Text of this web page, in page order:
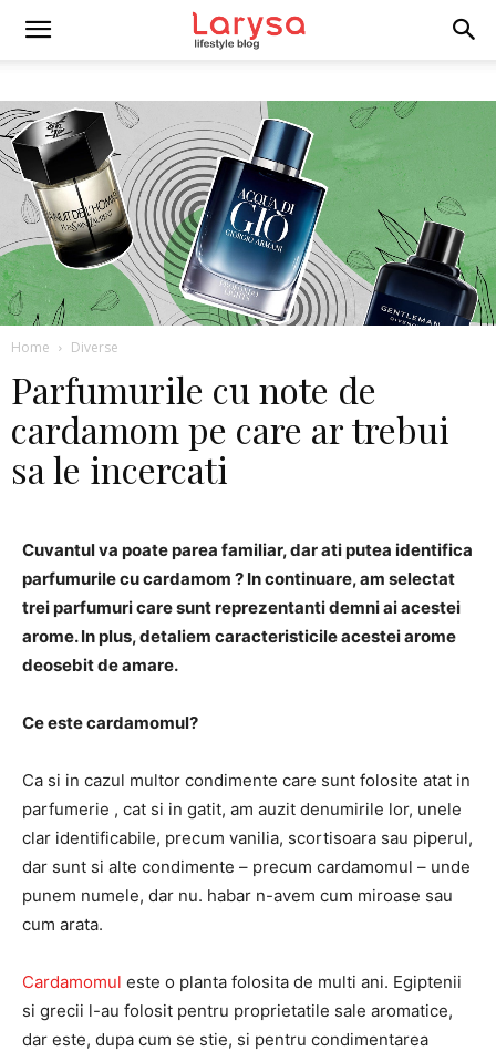
Home Diverse
Parfumurile cu note de
cardamom pe care ar trebui
sa le incercati
Cuvantul va poate parea familiar, dar ati putea identifica
parfumurile cu cardamom ? In continuare, am selectat
trei parfumuri care sunt reprezentanti demni ai acestei
arome. In plus, detaliem caracteristicile acestei arome
deosebit de amare.
Ce este cardamomul?
Ca si in cazul multor condimente care sunt folosite atat in
​​parfumerie , cat si in gatit, am auzit denumirile lor, unele
clar identificabile, precum vanilia, scortisoara sau piperul,
dar sunt si alte condimente – precum cardamomul – unde
punem numele, dar nu. habar n-avem cum miroase sau
cum arata.
Cardamomul este o planta folosita de multi ani. Egiptenii
si grecii l-au folosit pentru proprietatile sale aromatice,
dar este, dupa cum se stie, si pentru condimentarea